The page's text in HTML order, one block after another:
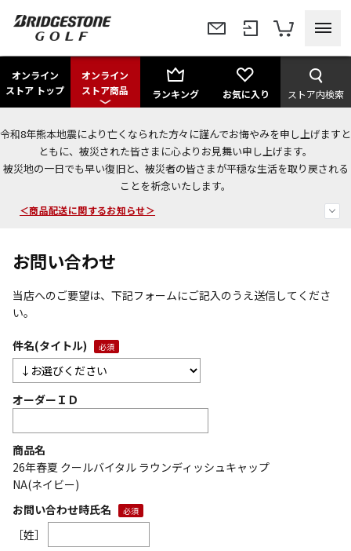
オンライン
ストア トップ
オンライン
ストア商品
ランキング お気に入り ストア内検索
令和8年熊本地震により亡くなられた方々に謹んでお悔やみを申し上げますと
ともに、被災された皆さまに心よりお見舞い申し上げます。
被災地の一日でも早い復旧と、被災者の皆さまが平穏な生活を取り戻される
ことを祈念いたします。
今なら新規会員登録で1,000円OFFクーポンプレゼント！
＜商品配送に関するお知らせ＞
＜夏季休暇中のご注文・発送・お問い合わせ＞
お問い合わせ
当店へのご要望は、下記フォームにご記入のうえ送信してくださ
い。
件名(タイトル)
オーダーＩＤ
商品名
26年春夏 クールバイタル ラウンディッシュキャップ
NA(ネイビー)
お問い合わせ時氏名
［姓］